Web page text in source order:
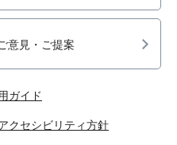
意見・ご提案
ガイド
クセシビリティ方針